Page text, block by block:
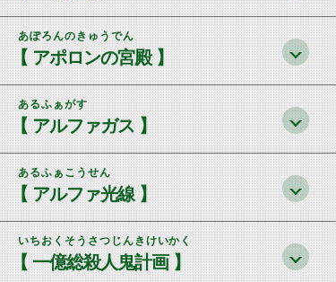
あぽろんのきゅうでん
【 アポロンの宮殿 】
あるふぁがす
【 アルファガス 】
あるふぁこうせん
【 アルファ光線 】
いちおくそうさつじんきけいかく
【 一億総殺人鬼計画 】